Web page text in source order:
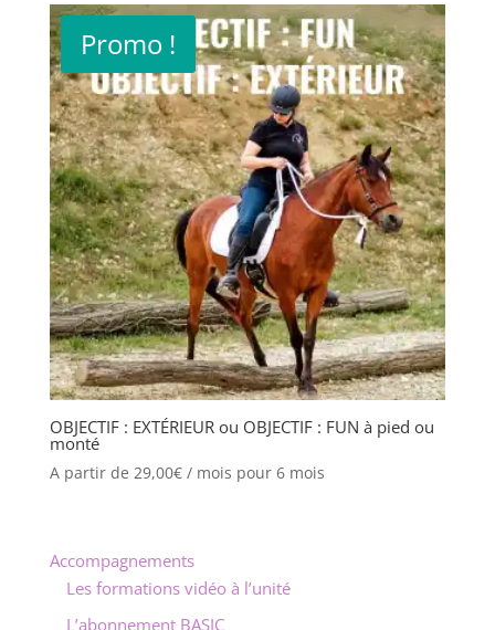
Promo !
OBJECTIF : EXTÉRIEUR ou OBJECTIF : FUN à pied ou
monté
A partir de 29,00€ / mois pour 6 mois
Accompagnements
Les formations vidéo à l’unité
L’abonnement BASIC